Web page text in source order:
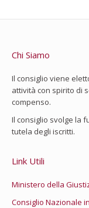
Chi Siamo
Il consiglio viene
attività con spirito di
compenso.
Il consiglio svolge la
tutela degli iscritti.
Link Utili
Ministero della
Consiglio Nazionale